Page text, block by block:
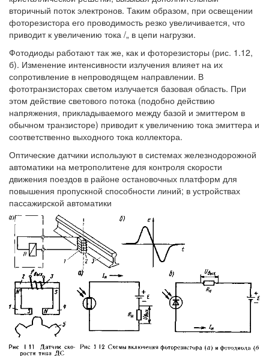
вторичный поток электронов. Таким образом, при освещении
фоторезистора его проводимость резко увеличивается, что
приводит к увеличению тока /„ в цепи нагрузки.
Фотодиоды работают так же, как и фоторезисторы (рис. 1.12,
б). Изменение интенсивности излучения влияет на их
сопротивление в непроводящем направлении. В
фототранзисторах светом излучается базовая область. При
этом действие светового потока (подобно действию
напряжения, прикладываемого между базой и эмиттером в
обычном транзисторе) приводит к увеличению тока эмиттера и
соответственно выходного тока коллектора.
Оптические датчики используют в системах железнодорожной
автоматики на метрополитене для контроля скорости
движения поездов в районе остановочных платформ для
повышения пропускной способности линий; в устройствах
пассажирской автоматики